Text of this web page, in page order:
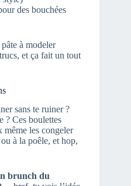
des bouchées
à modeler
et ça fait un tout
sans te ruiner ?
? Ces boulettes
même les congeler
à la poêle, et hop,
brunch du